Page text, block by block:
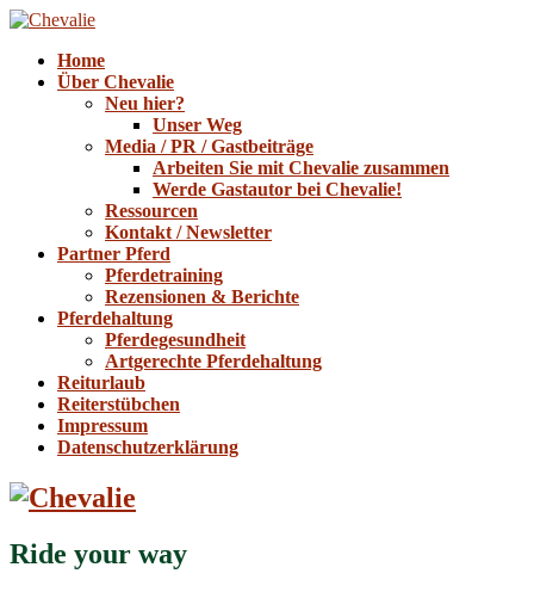
Home
Über Chevalie
Neu hier?
Unser Weg
Media / PR / Gastbeiträge
Arbeiten Sie mit Chevalie zusammen
Werde Gastautor bei Chevalie!
Ressourcen
Kontakt / Newsletter
Partner Pferd
Pferdetraining
Rezensionen & Berichte
Pferdehaltung
Pferdegesundheit
Artgerechte Pferdehaltung
Reiturlaub
Reiterstübchen
Impressum
Datenschutzerklärung
Ride your way